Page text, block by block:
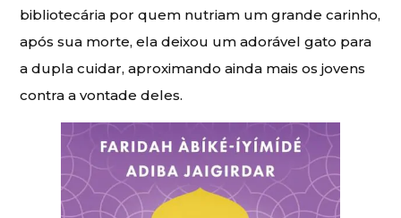
bibliotecária por quem nutriam um grande carinho,
após sua morte, ela deixou um adorável gato para
a dupla cuidar, aproximando ainda mais os jovens
contra a vontade deles.